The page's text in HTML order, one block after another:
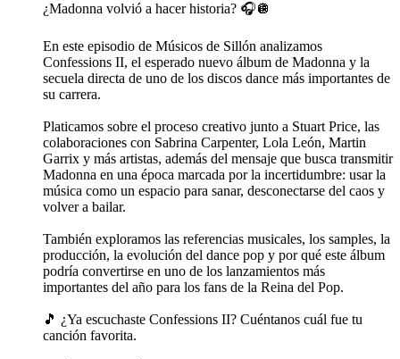
¿Madonna volvió a hacer historia? 🎧🪩
En este episodio de Músicos de Sillón analizamos
Confessions II, el esperado nuevo álbum de Madonna y la
secuela directa de uno de los discos dance más importantes de
su carrera.
Platicamos sobre el proceso creativo junto a Stuart Price, las
colaboraciones con Sabrina Carpenter, Lola León, Martin
Garrix y más artistas, además del mensaje que busca transmitir
Madonna en una época marcada por la incertidumbre: usar la
música como un espacio para sanar, desconectarse del caos y
volver a bailar.
También exploramos las referencias musicales, los samples, la
producción, la evolución del dance pop y por qué este álbum
podría convertirse en uno de los lanzamientos más
importantes del año para los fans de la Reina del Pop.
🎵 ¿Ya escuchaste Confessions II? Cuéntanos cuál fue tu
canción favorita.